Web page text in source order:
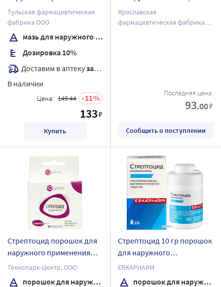
гр банка
Тульская фармацевтическая
фабрика ООО
мазь для наружного применения
Дозировка 10%
Доставим в аптекузавтра
В наличии
Цена: 149.44 11
133₽
Купить
ЯРОСЛАВСКАЯ ФФ
Ярославская
фармацевтическая фабрика
Последняя цена:
93.00₽
Сообщить о поступлении
Стрептоцид порошок для
наружного применения
пакет 5 шт. 2 гр упаковка
пачка
Технопарк-Центр, ООО
порошок для наружного применения
Стрептоцид 10 гр порошок
для наружного
применения банка
ERKAPHARM
порошок для наружного применения